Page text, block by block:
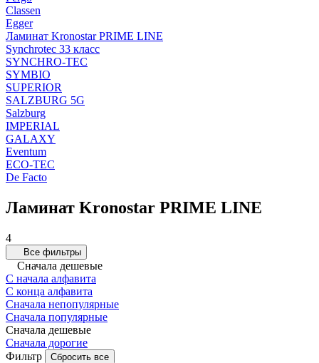
Classen
Egger
Ламинат Kronostar PRIME LINE
Synchrotec 33 класс
SYNCHRO-TEC
SYMBIO
SUPERIOR
SALZBURG 5G
Salzburg
IMPERIAL
GALAXY
Eventum
ECO-TEC
De Facto
Ламинат Kronostar PRIME LINE
4
Все фильтры
Сначала дешевые
С начала алфавита
С конца алфавита
Сначала непопулярные
Сначала популярные
Сначала дешевые
Сначала дорогие
Фильтр
Сбросить все